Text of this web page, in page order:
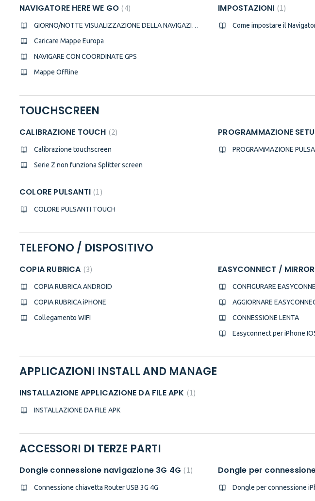
NAVIGATORE HERE WE GO 4
GIORNO/NOTTE VISUALIZZAZIONE DELLA NAVIGAZIONE
Caricare Mappe Europa
NAVIGARE CON COORDINATE GPS
Mappe Offline
IMPOSTAZIONI 1
Come impostare il
TOUCHSCREEN
CALIBRAZIONE TOUCH 2
Calibrazione touchscreen
Serie Z non funziona Splitter screen
PROGRAMMAZIONE
PROGRAMMAZIONE
COLORE PULSANTI 1
COLORE PULSANTI TOUCH
TELEFONO / DISPOSITIVO
COPIA RUBRICA 3
COPIA RUBRICA ANDROID
COPIA RUBRICA iPHONE
Collegamento WIFI
EASYCONNECT / MIRROR
CONFIGURARE
AGGIORNARE
CONNESSIONE LENTA
Easyconnect per iPhone
APPLICAZIONI INSTALL AND MANAGE
INSTALLAZIONE APPLICAZIONE DA FILE APK 1
INSTALLAZIONE DA FILE APK
ACCESSORI DI TERZE PARTI
Dongle connessione navigazione 3G 4G 1
Connessione chiavetta Router USB 3G 4G
Dongle per
Dongle per connessione